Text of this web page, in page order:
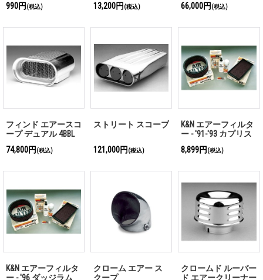
990円 (税込)
13,200円 (税込)
66,000円 (税込)
フィンド エアースコ
ープ デュアル 4BBL
74,800円 (税込)
ストリート スコープ
121,000円 (税込)
K&N エアーフィルタ
ー - '91-'93 カプリス
8,899円 (税込)
K&N エアーフィルタ
ー - '96 ダッジラム
クローム エアー ス
クープ
クロームド ルーバー
ド エアークリーナー